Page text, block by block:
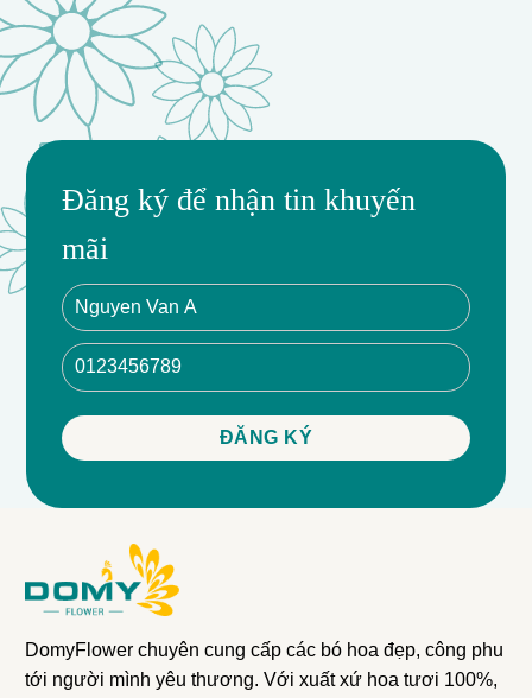
- Kích thước L (cao 80cm: ngang 60cm)
- Phụ kiện đầy đủ: lá và giấy đen
- Giao hàng nhanh chóng trong vòng 1 giờ tại Nội
Thành TP.HCM
- Tư vấn chuyên nghiệp từ DOMY FLOWER
- Tặng banner và thiệp decor miễn phí
Đăng ký để nhận tin khuyến
mãi
DomyFlower chuyên cung cấp các bó hoa đẹp, công phu
tới người mình yêu thương. Với xuất xứ hoa tươi 100%,